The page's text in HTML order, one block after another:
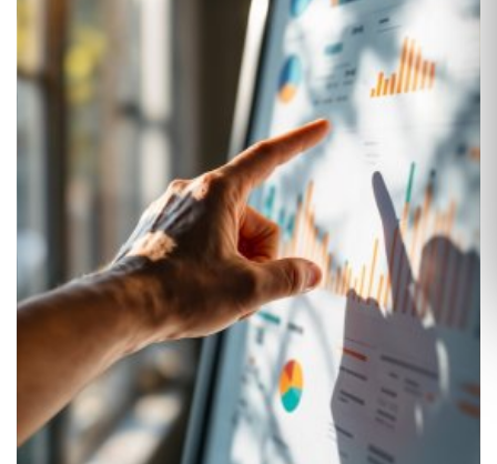
Súhlasím so spracovaním osobných informácií.
ODOSLAŤ